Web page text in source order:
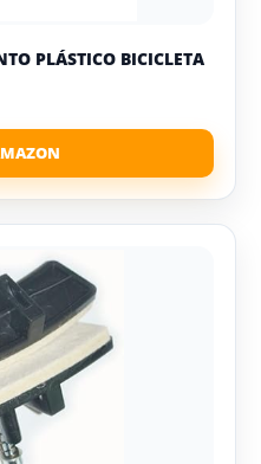
PLÁSTICO BICICLETA